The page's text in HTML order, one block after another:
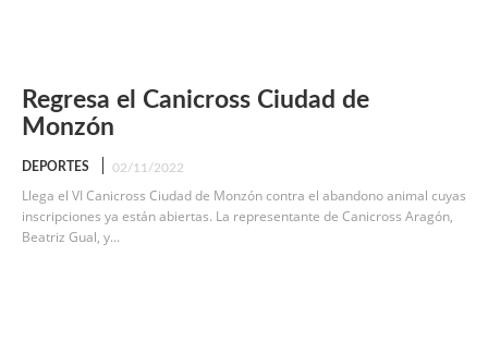
Regresa el Canicross Ciudad de
Monzón
DEPORTES 02/11/2022
Llega el VI Canicross Ciudad de Monzón contra el abandono animal cuyas
inscripciones ya están abiertas. La representante de Canicross Aragón,
Beatriz Gual, y...